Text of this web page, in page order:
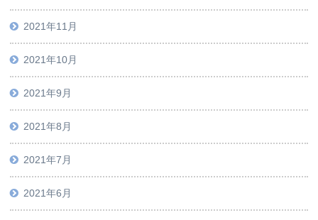
2021年11月
2021年10月
2021年9月
2021年8月
2021年7月
2021年6月